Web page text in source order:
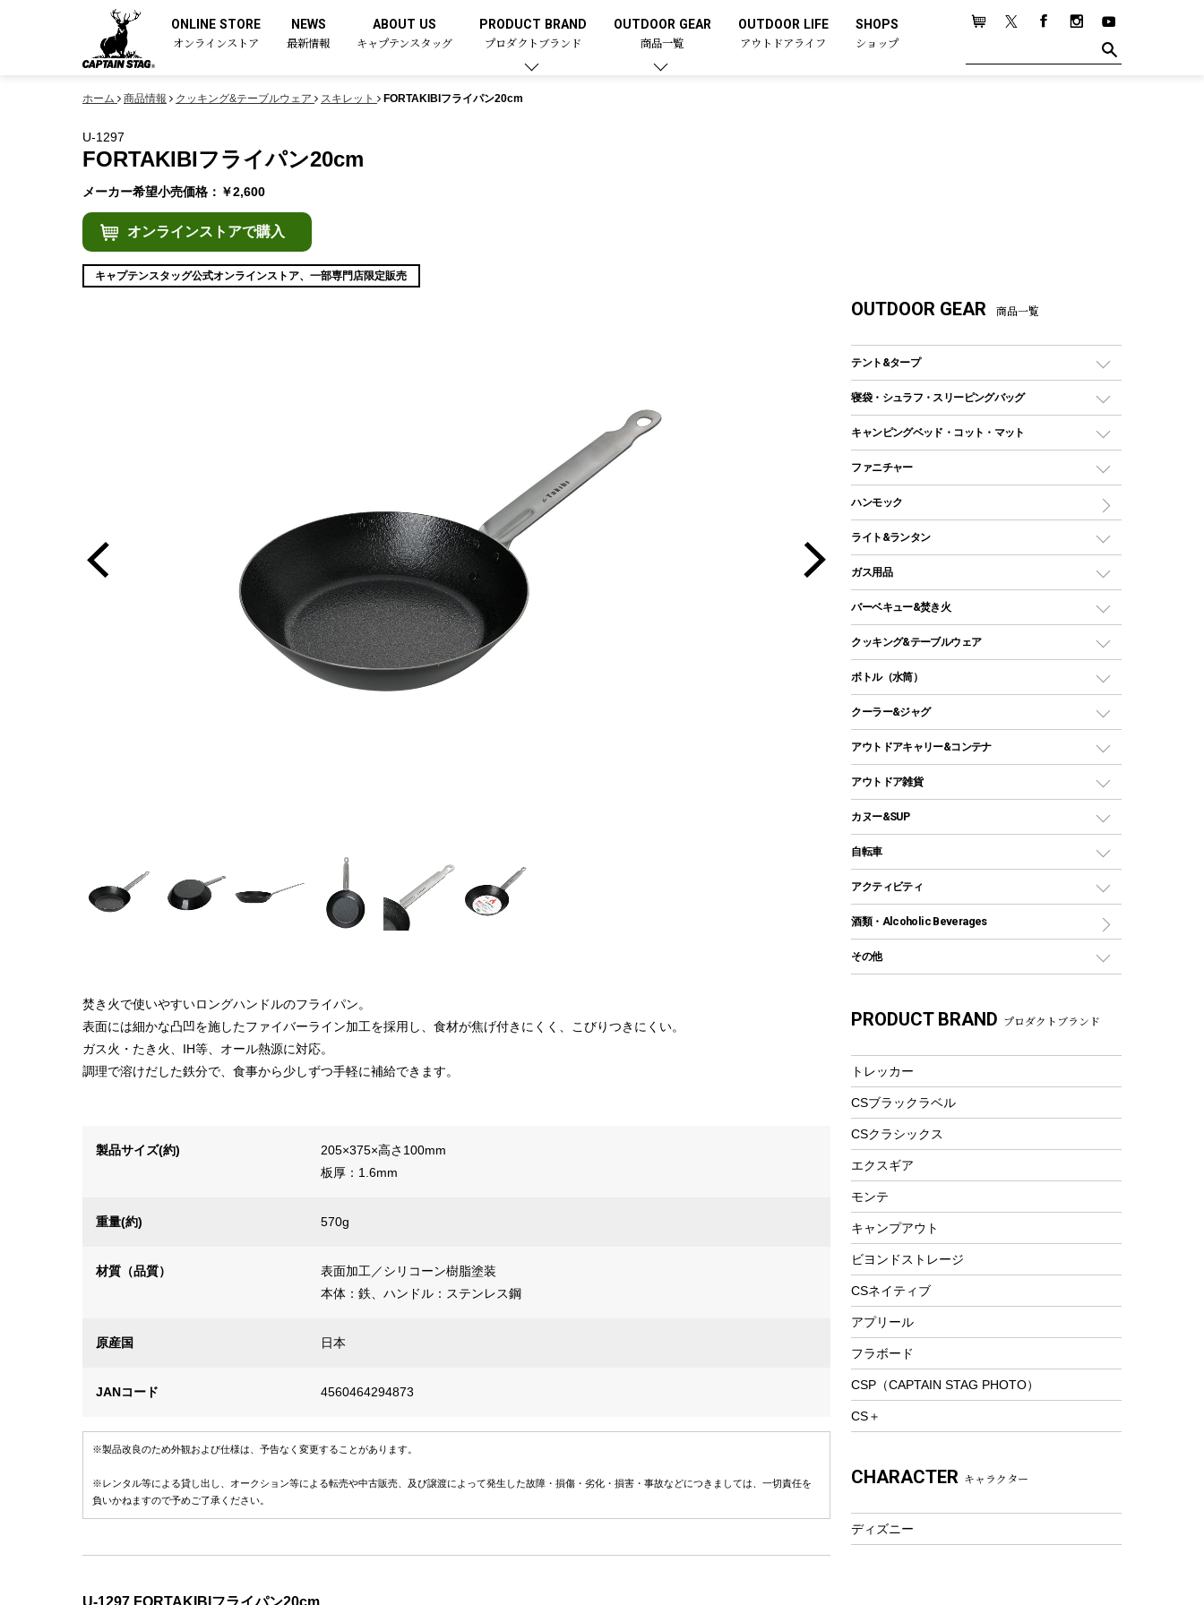
ONLINE STORE
オンラインストア
NEWS
最新情報
ABOUT US
キャプテンスタッグ
PRODUCT BRAND
プロダクトブランド
OUTDOOR GEAR
商品一覧
OUTDOOR LIFE
アウトドアライフ
SHOPS
ショップ
ホーム 商品情報 クッキング&テーブルウェア スキレット FORTAKIBIフライパン20cm
U-1297
FORTAKIBIフライパン20cm
メーカー希望小売価格：￥2,600
オンラインストアで購入
キャプテンスタッグ公式オンラインストア、一部専門店限定販売
焚き火で使いやすいロングハンドルのフライパン。
表面には細かな凸凹を施したファイバーライン加工を採用し、食材が焦げ付きにくく、こびりつきにくい。
ガス火・たき火、IH等、オール熱源に対応。
調理で溶けだした鉄分で、食事から少しずつ手軽に補給できます。
製品サイズ(約)
205×375×高さ100mm
板厚：1.6mm
重量(約) 570g
材質（品質）
表面加工／シリコーン樹脂塗装
本体：鉄、ハンドル：ステンレス鋼
原産国 日本
JANコード 4560464294873
※製品改良のため外観および仕様は、予告なく変更することがあります。
※レンタル等による貸し出し、オークション等による転売や中古販売、及び譲渡によって発生した故障・損傷・劣化・損害・事故などにつきましては、一切責任を
負いかねますので予めご了承ください。
OUTDOOR GEAR 商品一覧
テント&タープ
テント
ツールームテント
ワンポールテント
シェルターテント
ソロテント
ロッジ型・オリジナルテント
タープ
スクエアタープ（レクタタープ）
メッシュタープ
自立式タープ
パラソル
テントアクセサリー
ペグ
ポール
グランドシート
ツール
寝袋・シュラフ・スリーピングバッグ
レクタングラー型（封筒型）シュラフ
インナーシュラフ
キャンピングベッド・コット・マット
キャンピングベッド・コット
インフレータブルマット
ファニチャー
アウトドアテーブル
レジャーシート
ハンモック
ライト&ランタン
LEDランタン
ガスランタン
オイルランタン
LEDライト
ヘッドライト
キャンドル
ガス用品
ガスバーナー
ガス缶
ガストーチ、ライター
バーベキュー&焚き火
バーベキューコンロ、グリル
焚き火台タイプ（ロースタイル）グリル
卓上タイプグリル
パーティータイプグリル
ソロキャンプ用グリル
鉄板、アミ
焚き火台&ストーブ
火起こし
バーベキューツール
燃料・着火剤・炭
クッキング&テーブルウェア
ダッチオーブン
ホットサンドメーカー
クッカーセット
シェラカップ
クッキングツール
ナイフ
カトラリー
マグカップ、カップ
フードボトル
コーヒー&ミル
トレー
ランチョンマット
ランチボックス
ピクニックセット
ボトル（水筒）
ステンレスボトル
コップ付きタイプ
ワンタッチタイプ
プラスチックボトル
ディズニーボトル
クーラー&ジャグ
クーラーボックス
クーラーバッグ
ウォータージャグ
保冷剤
アウトドアキャリー&コンテナ
アウトドアキャリー
アウトドア雑貨
バックパック&バッグ
リュック、バックパック
トートバッグ、サコッシュ
ショッピングキャリー
その他アウトドア雑貨
レイン
ツール、他
カヌー&SUP
インフレータブル
カヤック
パドル
ヘルメット
アクセサリー
自転車
折りたたみ自転車
スポーツサイクル
シティサイクル
自転車用アクセサリー
自転車ウェア
アクティビティ
マリン
ラッシュガード
テント
フローティングベスト
ヘルメット
エアーポンプ
ウィンター
防寒ウェア
ツール&アクセサリー
トレッキング
トレッキングステッキ
プレイグッズ
ウェルネス
フィットネス
アクセサリー
酒類・Alcoholic Beverages
その他
湯たんぽ
PRODUCT BRAND プロダクトブランド
トレッカー
CSブラックラベル
CSクラシックス
エクスギア
モンテ
キャンプアウト
ビヨンドストレージ
CSネイティブ
アプリール
フラボード
CSP（CAPTAIN STAG PHOTO）
CS＋
CHARACTER キャラクター
ディズニー